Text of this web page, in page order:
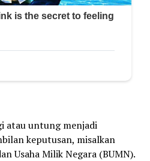
atau untung menjadi
keputusan, misalkan
Usaha Milik Negara (BUMN).